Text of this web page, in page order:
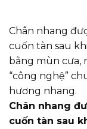
Chân nhang
cuốn tàn sau
bằng mùn cưa,
“công nghệ”
hương nhang.
Chân nhang
cuốn tàn sau